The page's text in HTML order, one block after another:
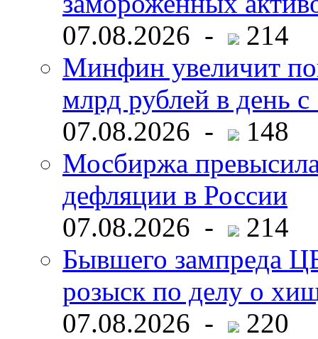
07.08.2026 -
214
Минфин увеличит
млрд рублей в день с
07.08.2026 -
148
Мосбиржа
дефляции в России
07.08.2026 -
214
Бывшего зампреда
розыск по делу о
07.08.2026 -
220